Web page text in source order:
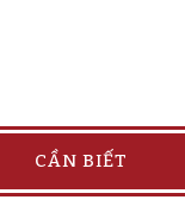
CẦN BIẾT